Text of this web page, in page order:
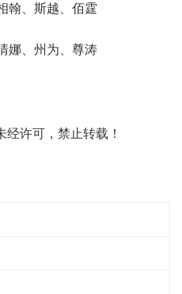
翰、斯越、佰霆
娜、州为、尊涛
许可，禁止转载！